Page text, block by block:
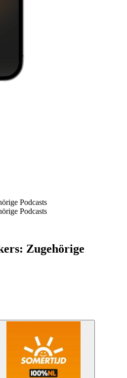
Podcasts
Podcasts
Zugehörige